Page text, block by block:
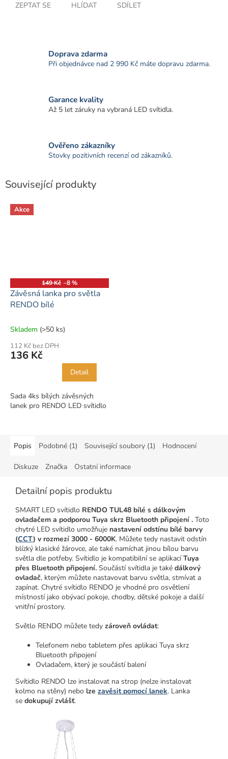
ZEPTAT SE HLÍDAT SDÍLET
Doprava zdarma
Při objednávce nad 2 990 Kč máte dopravu zdarma.
Garance kvality
Až 5 let záruky na vybraná LED svítidla.
Ověřeno zákazníky
Stovky pozitivních recenzí od zákazníků.
Související produkty
Akce
149 Kč –8 %
Závěsná lanka pro světla
RENDO bílé
Skladem (>50 ks)
112 Kč bez DPH
136 Kč
Detail
Sada 4ks bílých závěsných
lanek pro RENDO LED svítidlo
Popis Podobné (1) Související soubory (1) Hodnocení
Diskuze Značka Ostatní informace
Detailní popis produktu
SMART LED svítidlo RENDO TUL48 bílé s dálkovým
ovladačem a podporou Tuya skrz Bluetooth připojení . Toto
chytré LED svítidlo umožňuje nastavení odstínu bílé barvy
(CCT) v rozmezí 3000 - 6000K. Můžete tedy nastavit odstín
blízký klasické žárovce, ale také namíchat jinou bílou barvu
světla dle potřeby. Svítidlo je kompatibilní se aplikací Tuya
přes Bluetooth připojení. Součástí svítidla je také dálkový
ovladač, kterým můžete nastavovat barvu světla, stmívat a
zapínat. Chytré svítidlo RENDO je vhodné pro osvětlení
místností jako obývací pokoje, chodby, dětské pokoje a další
vnitřní prostory.
Světlo RENDO můžete tedy zároveň ovládat:
Telefonem nebo tabletem přes aplikaci Tuya skrz
Bluetooth připojení
Ovladačem, který je součástí balení
Svítidlo RENDO lze instalovat na strop (nelze instalovat
kolmo na stěny) nebo lze zavěsit pomocí lanek. Lanka
se dokupují zvlášť.